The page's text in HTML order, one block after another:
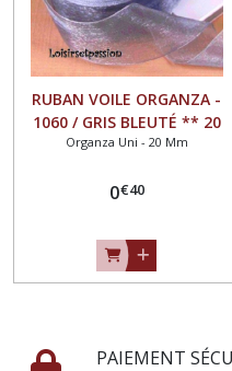
RUBAN VOILE ORGANZA -
1060 / GRIS BLEUTÉ ** 20
mm ** Vendu au mètre -
Organza Uni - 20 Mm
0€40
PAIEMENT